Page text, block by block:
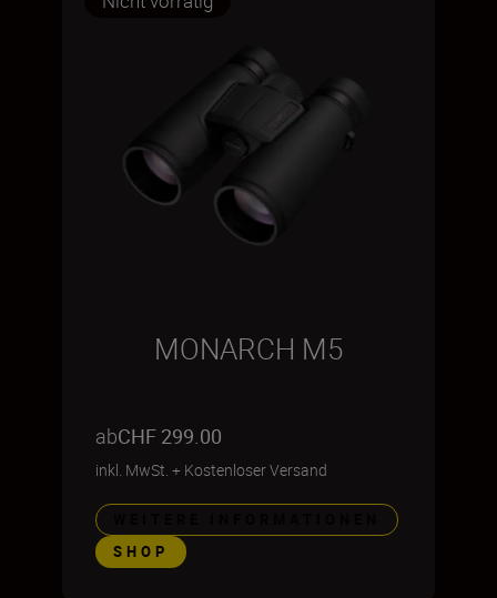
MONARCH M5
abCHF 299.00
inkl. MwSt. + Kostenloser Versand
SHOP